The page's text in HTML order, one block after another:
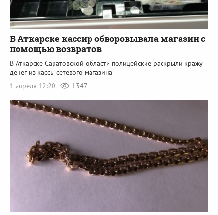
В Аткарске кассир обворовывала магазин с
помощью возвратов
В Аткарске Саратовской области полицейские раскрыли кражу
денег из кассы сетевого магазина
1 апреля 12:20
1347